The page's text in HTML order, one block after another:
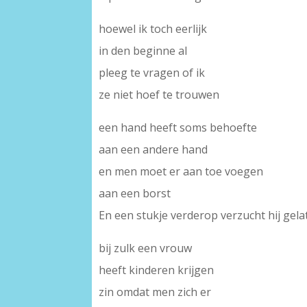
hoewel ik toch eerlijk
in den beginne al
pleeg te vragen of ik
ze niet hoef te trouwen
een hand heeft soms behoefte
aan een andere hand
en men moet er aan toe voegen
aan een borst
En een stukje verderop verzucht hij
bij zulk een vrouw
heeft kinderen krijgen
zin omdat men zich er